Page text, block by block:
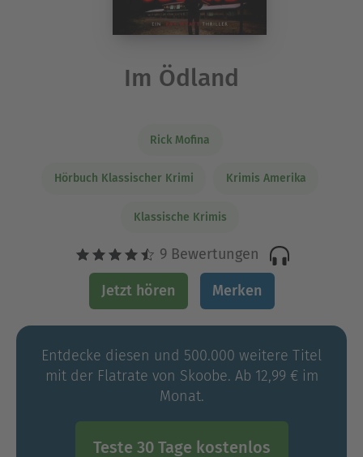
Im Ödland
Rick Mofina
Hörbuch Klassischer Krimi Krimis Amerika
Klassische Krimis
9 Bewertungen
Jetzt hören Merken
Entdecke diesen und 500.000 weitere Titel
mit der Flatrate von Skoobe. Ab 12,99 € im
Monat.
Teste 30 Tage kostenlos